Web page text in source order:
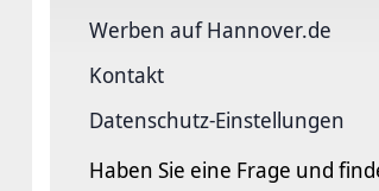
Werben auf Hannover.de
Kontakt
Datenschutz-Einstellungen
Haben Sie eine Frage und